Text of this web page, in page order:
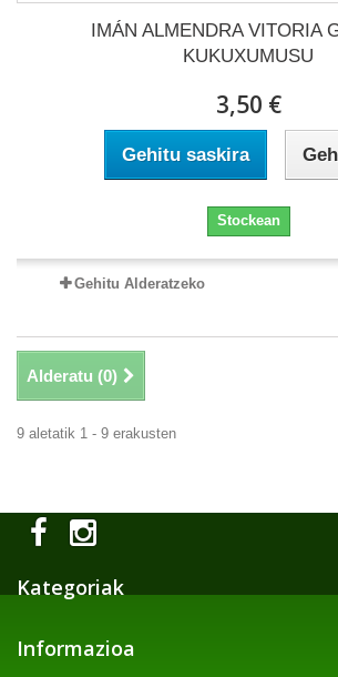
IMÁN ALMENDRA VITORIA
KUKUXUMUSU
3,50 €
Gehitu saskira
Stockean
Gehitu Alderatzeko
Alderatu (0)
9 aletatik 1 - 9 erakusten
Kategoriak
Informazioa